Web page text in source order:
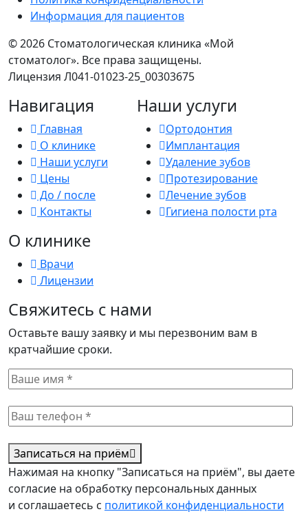
Информация для пациентов
©2026 Стоматологическая клиника «Мой
стоматолог». Все права защищены.
Лицензия Л041-01023-25_00303675
Навигация
Главная
О клинике
Наши услуги
Цены
До / после
Контакты
О клинике
Врачи
Лицензии
Наши услуги
Ортодонтия
Имплантация
Удаление зубов
Протезирование
Лечение зубов
Гигиена полости рта
Свяжитесь с нами
Оставьте вашу заявку и мы перезвоним вам в
кратчайшие сроки.
Записаться на приём
Нажимая на кнопку "Записаться на приём", вы даете
согласие на обработку персональных данных
и соглашаетесь с политикой конфиденциальности